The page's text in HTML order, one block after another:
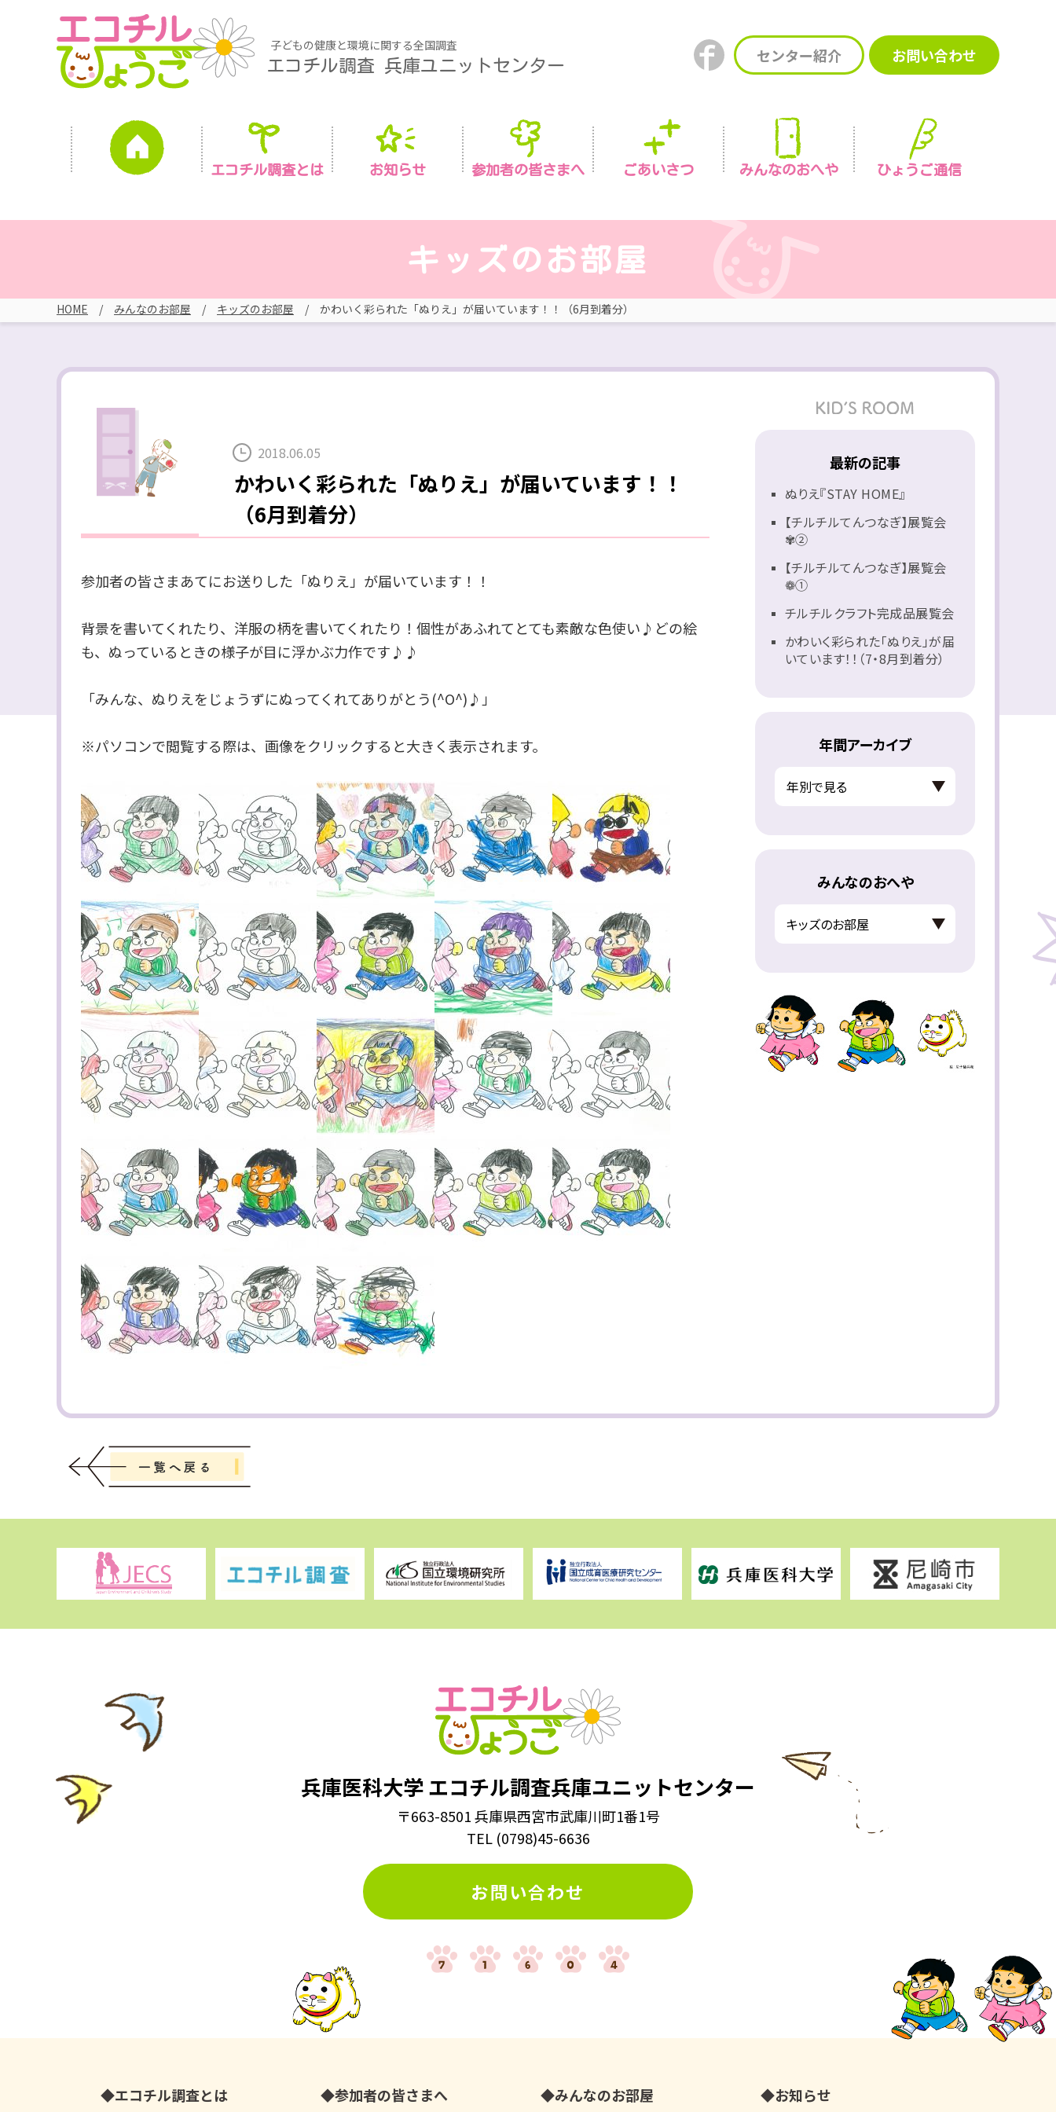
子どもの健康と環境に関する全国調査
エコチル調査 兵庫ユニットセンター
センター紹介 お問い合わせ
エコチル調査とは お知らせ 参加者の皆さまへ ごあいさつ みんなのおへや ひょうご通信
キッズのお部屋
HOME みんなのお部屋 キッズのお部屋 かわいく彩られた「ぬりえ」が届いています！！（6月到着分）
2018.06.05
かわいく彩られた「ぬりえ」が届いています！！
（6月到着分）
参加者の皆さまあてにお送りした「ぬりえ」が届いています！！
背景を書いてくれたり、洋服の柄を書いてくれたり！個性があふれてとても素敵な色使い♪どの絵
も、ぬっているときの様子が目に浮かぶ力作です♪♪
「みんな、ぬりえをじょうずにぬってくれてありがとう(^O^)♪」
※パソコンで閲覧する際は、画像をクリックすると大きく表示されます。
最新の記事
ぬりえ『STAY HOME』
【チルチルてんつなぎ】展覧会
✾②
【チルチルてんつなぎ】展覧会
❁①
チルチルクラフト完成品展覧会
かわいく彩られた「ぬりえ」が届
いています！！（7・8月到着分）
年間アーカイブ
みんなのおへや
兵庫医科大学エコチル調査兵庫ユニットセンター
〒663-8501 兵庫県西宮市武庫川町1番1号
TEL (0798)45-6636
お問い合わせ
エコチル調査とは 参加者の皆さまへ みんなのお部屋 お知らせ